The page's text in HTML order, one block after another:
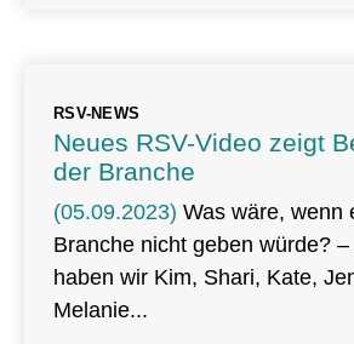
RSV-NEWS
Neues RSV-Video zeigt
der Branche
(05.09.2023) Was wäre, wenn
Branche nicht geben würde?
haben wir Kim, Shari, Kate,
Melanie